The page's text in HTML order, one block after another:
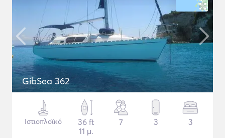
GibSea 362
Ιστιοπλοϊκό
36 ft
11 μ.
7 3 3